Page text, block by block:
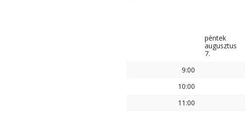
péntek
augusztus
7.
9:00
10:00
11:00